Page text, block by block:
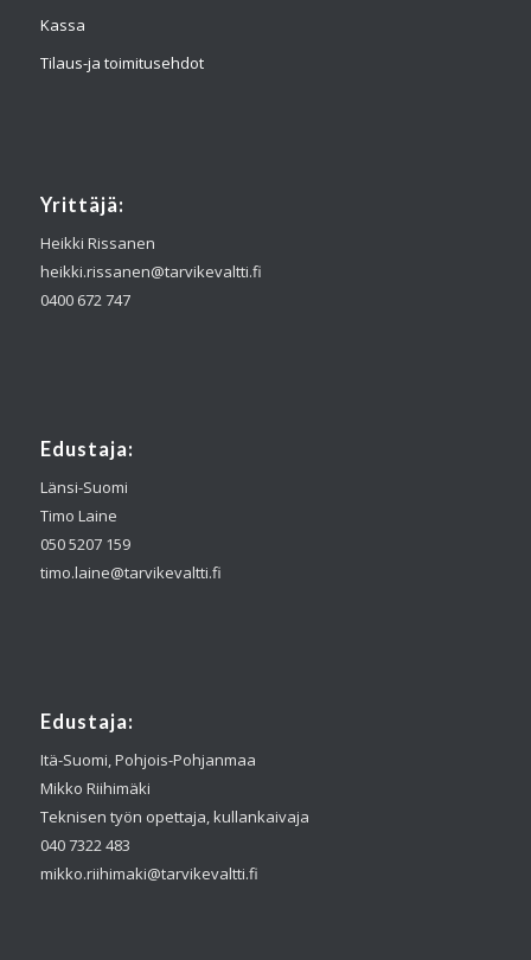
Kassa
Tilaus-ja toimitusehdot
Yrittäjä:
Heikki Rissanen
heikki.rissanen@tarvikevaltti.fi
0400 672 747
Edustaja:
Länsi-Suomi
Timo Laine
050 5207 159
timo.laine@tarvikevaltti.fi
Edustaja:
Itä-Suomi, Pohjois-Pohjanmaa
Mikko Riihimäki
Teknisen työn opettaja, kullankaivaja
040 7322 483
mikko.riihimaki@tarvikevaltti.fi